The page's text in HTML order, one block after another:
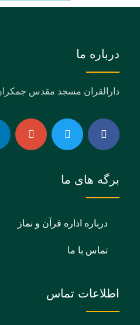
درباره ما
دارالقران مسجد مقدس
برگه های ما
درباره اداره قرآن و نماز
تماس با ما
اطلاعات تماس